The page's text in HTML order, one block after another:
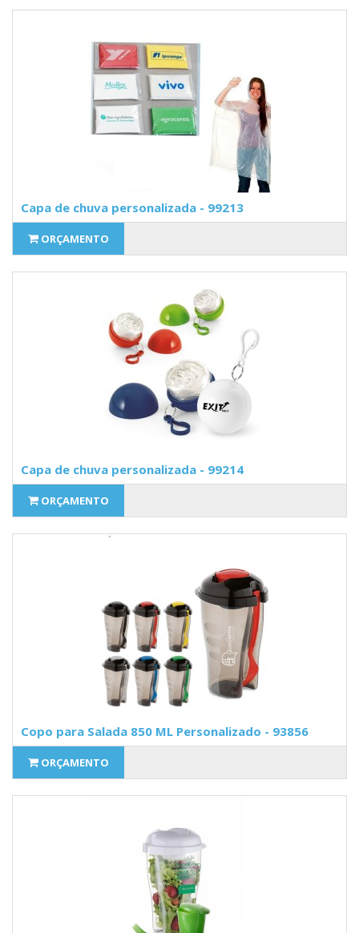
Capa de chuva personalizada - 99213
ORÇAMENTO
Capa de chuva personalizada - 99214
ORÇAMENTO
Copo para Salada 850 ML Personalizado - 93856
ORÇAMENTO